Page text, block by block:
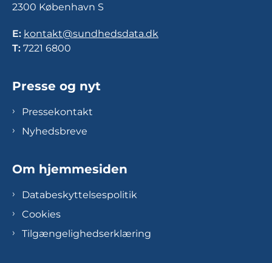
2300 København S
E: kontakt@sundhedsdata.dk
T: 7221 6800
Presse og nyt
Pressekontakt
Nyhedsbreve
Om hjemmesiden
Databeskyttelsespolitik
Cookies
Tilgængelighedserklæring